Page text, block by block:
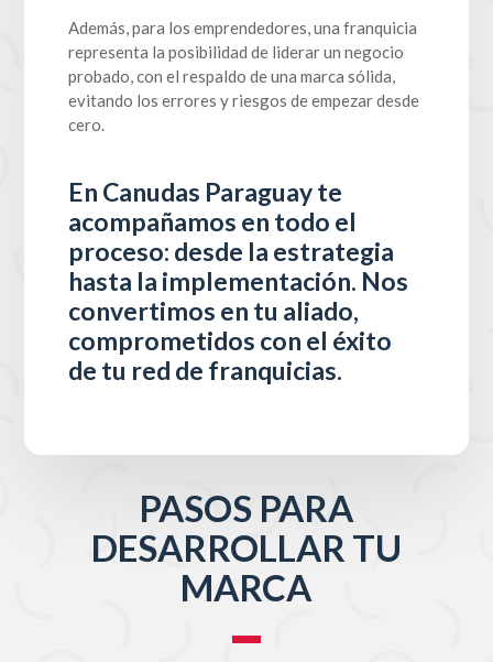
Además, para los emprendedores, una franquicia
representa la posibilidad de liderar un negocio
probado, con el respaldo de una marca sólida,
evitando los errores y riesgos de empezar desde
cero.
En Canudas Paraguay te
acompañamos en todo el
proceso: desde la estrategia
hasta la implementación. Nos
convertimos en tu aliado,
comprometidos con el éxito
de tu red de franquicias.
PASOS PARA
DESARROLLAR TU
MARCA